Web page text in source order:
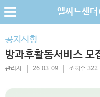
엘씨드센
공지사항
방과후활동서비스 모
관리자 26.03.09 조회수 322